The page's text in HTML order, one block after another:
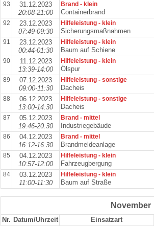
93
31.12.2023
20:08-21:00
Brand - klein
Containerbrand
92
23.12.2023
07:49-09:30
Hilfeleistung - klein
Sicherungsmaßnahmen
91
23.12.2023
00:44-01:30
Hilfeleistung - klein
Baum auf Schiene
90
11.12.2023
13:39-14:00
Hilfeleistung - klein
Ölspur
89
07.12.2023
09:00-11:30
Hilfeleistung - sonstige
Dacheis
88
06.12.2023
13:00-14:30
Hilfeleistung - sonstige
Dacheis
87
05.12.2023
19:46-20:30
Brand - mittel
Industriegebäude
86
04.12.2023
16:12-16:30
Brand - mittel
Brandmeldeanlage
85
04.12.2023
10:57-12:00
Hilfeleistung - klein
Fahrzeugbergung
84
03.12.2023
11:00-11:30
Hilfeleistung - klein
Baum auf Straße
November
Nr. Datum/Uhrzeit Einsatzart